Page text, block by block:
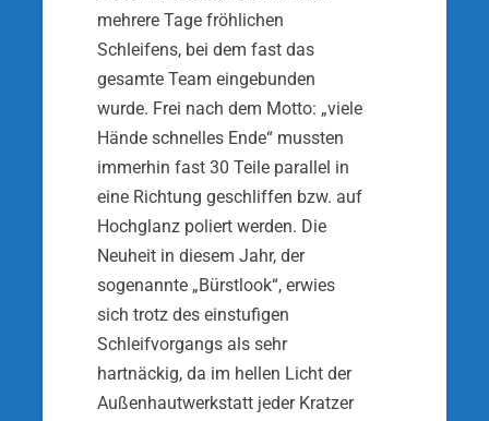
mehrere Tage fröhlichen
Schleifens, bei dem fast das
gesamte Team eingebunden
wurde. Frei nach dem Motto: „viele
Hände schnelles Ende“ mussten
immerhin fast 30 Teile parallel in
eine Richtung geschliffen bzw. auf
Hochglanz poliert werden. Die
Neuheit in diesem Jahr, der
sogenannte „Bürstlook“, erwies
sich trotz des einstufigen
Schleifvorgangs als sehr
hartnäckig, da im hellen Licht der
Außenhautwerkstatt jeder Kratzer